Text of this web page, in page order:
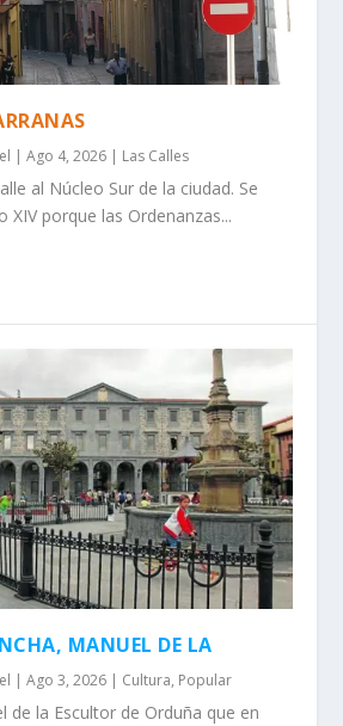
|Ago 4, 2026 | Las Calles
al Núcleo Sur de la ciudad. Se
XIV porque las Ordenanzas...
MANUEL DE LA
|Ago 3, 2026 | Cultura, Popular
de la Escultor de Orduña que en